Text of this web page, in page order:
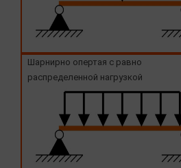
Шарнирно опертая с равно
распределенной нагрузкой